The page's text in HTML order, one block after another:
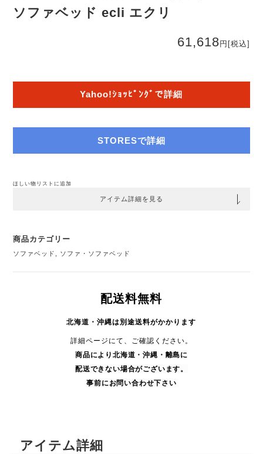
ソファベッド ecli エクリ
61,618 円 [税込]
Yahoo!ｼｮｯﾋﾟﾝｸﾞで詳細
STORESで詳細
ほしい物リストに追加
アイテム詳細を見る
商品カテゴリー
ソファベッド ソファ・ソファベッド
配送料無料
北海道・沖縄は別途送料がかかります
詳細ページにて、ご確認ください。
商品により 北海道・沖縄・ 離島に
配送できない場合がございます。
事前にお問い合わせ下さい
アイテム詳細